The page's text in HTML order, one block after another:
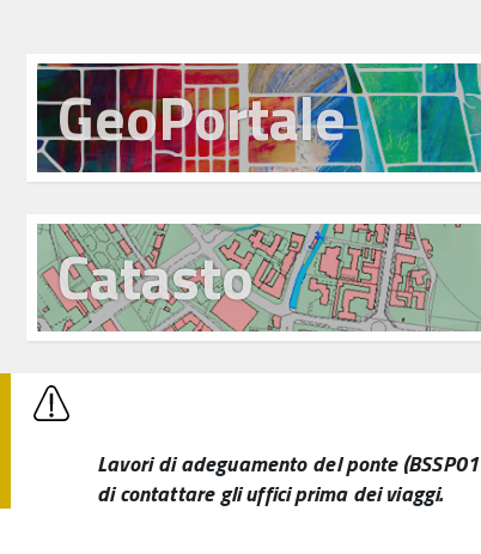
GeoPortale
Catasto
Lavori di adeguamento del ponte
di contattare gli uffici prima dei viaggi.